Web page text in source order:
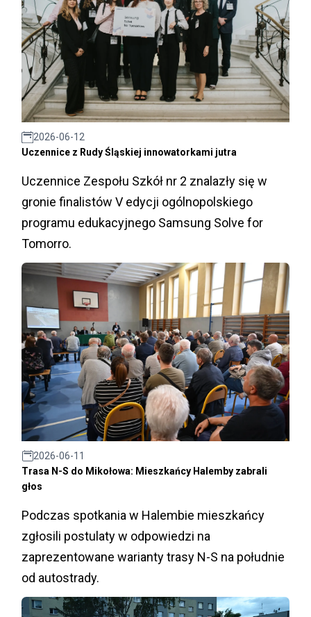
2026-06-12
Uczennice z Rudy Śląskiej innowatorkami jutra
Uczennice Zespołu Szkół nr 2 znalazły się w
gronie finalistów V edycji ogólnopolskiego
programu edukacyjnego Samsung Solve for
Tomorro.
2026-06-11
Trasa N-S do Mikołowa: Mieszkańcy Halemby zabrali
głos
Podczas spotkania w Halembie mieszkańcy
zgłosili postulaty w odpowiedzi na
zaprezentowane warianty trasy N-S na południe
od autostrady.